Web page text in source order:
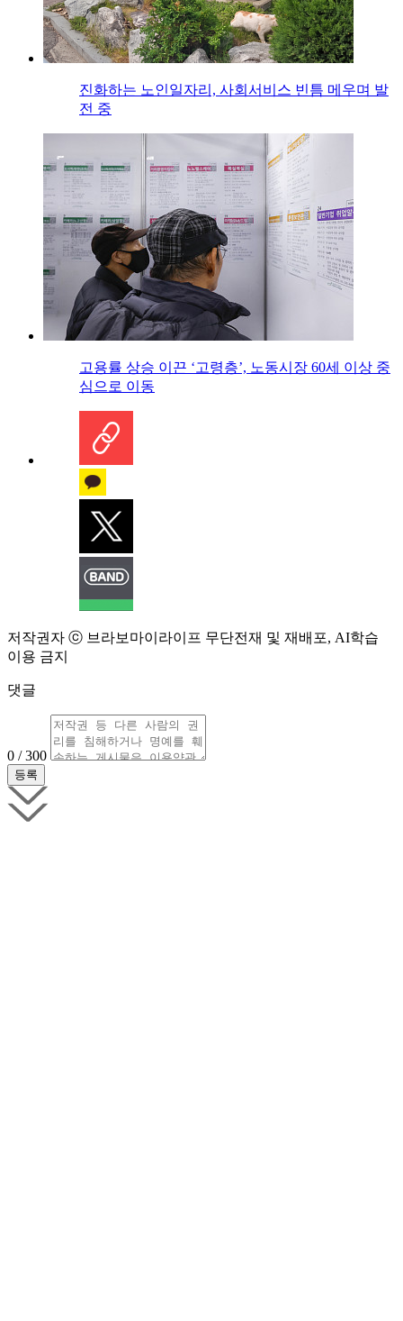
진화하는 노인일자리, 사회서비스 빈틈 메우며 발
전 중
고용률 상승 이끈 ‘고령층’, 노동시장 60세 이상 중
심으로 이동
저작권자 ⓒ 브라보마이라이프 무단전재 및 재배포, AI학습
이용 금지
댓글
0 / 300